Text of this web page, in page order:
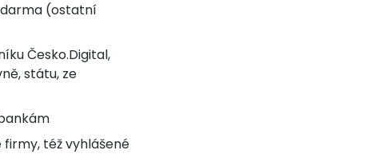
(ostatní
Česko.Digital,
státu, ze
též vyhlášené